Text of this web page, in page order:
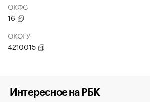
ОКФС
16
ОКОГУ
4210015
Интересное на РБК